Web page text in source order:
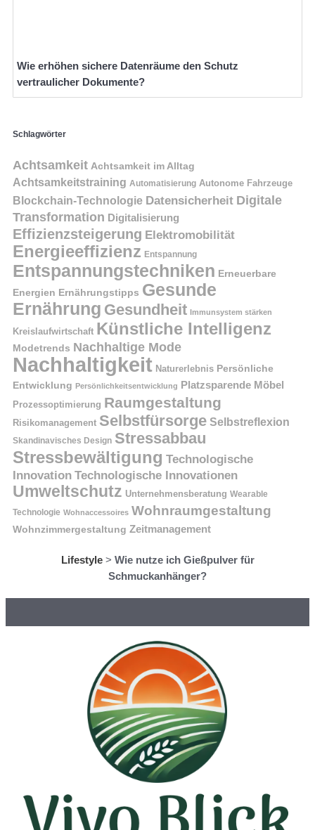
Wie erhöhen sichere Datenräume den Schutz
vertraulicher Dokumente?
Schlagwörter
Achtsamkeit Achtsamkeit im Alltag
Achtsamkeitstraining Automatisierung Autonome Fahrzeuge
Blockchain-Technologie Datensicherheit Digitale
Transformation Digitalisierung
Effizienzsteigerung Elektromobilität
Energieeffizienz Entspannung
Entspannungstechniken Erneuerbare
Energien Ernährungstipps Gesunde
Ernährung Gesundheit Immunsystem stärken
Kreislaufwirtschaft Künstliche Intelligenz
Modetrends Nachhaltige Mode
Nachhaltigkeit Naturerlebnis Persönliche
Entwicklung Persönlichkeitsentwicklung Platzsparende Möbel
Prozessoptimierung Raumgestaltung
Risikomanagement Selbstfürsorge Selbstreflexion
Skandinavisches Design Stressabbau
Stressbewältigung Technologische
Innovation Technologische Innovationen
Umweltschutz Unternehmensberatung Wearable
Technologie Wohnaccessoires Wohnraumgestaltung
Wohnzimmergestaltung Zeitmanagement
Lifestyle> Wie nutze ich Gießpulver für
Schmuckanhänger?